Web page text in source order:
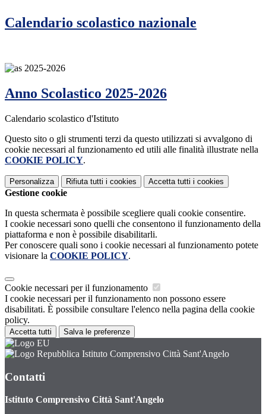
Calendario scolastico nazionale
Anno Scolastico 2025-2026
Calendario scolastico d'Istituto
Questo sito o gli strumenti terzi da questo utilizzati si avvalgono di
cookie necessari al funzionamento ed utili alle finalità illustrate nella
COOKIE POLICY.
Personalizza Rifiuta tutti i cookies Accetta tutti i cookies
Gestione cookie
In questa schermata è possibile scegliere quali cookie consentire.
I cookie necessari sono quelli che consentono il funzionamento della
piattaforma e non è possibile disabilitarli.
Per conoscere quali sono i cookie necessari al funzionamento potete
visionare la COOKIE POLICY.
Cookie necessari per il funzionamento
I cookie necessari per il funzionamento non possono essere
disabilitati. È possibile consultare l'elenco nella pagina della cookie
policy.
Accetta tutti Salva le preferenze
Istituto Comprensivo Città Sant'Angelo
Contatti
Istituto Comprensivo Città Sant'Angelo